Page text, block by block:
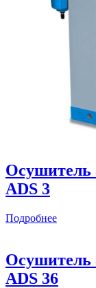
Осушитель
ADS 3
Подробнее
Осушитель
ADS 36